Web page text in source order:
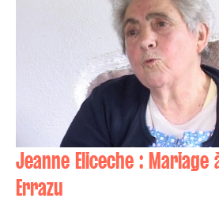
Jeanne Eliceche : Mariage
Errazu